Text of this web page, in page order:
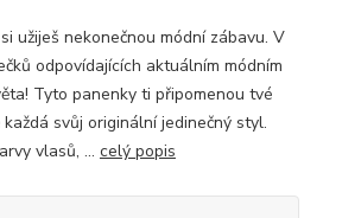
užiješ nekonečnou módní zábavu. V
odpovídajících aktuálním módním
Tyto panenky ti připomenou tvé
svůj originální jedinečný styl.
vlasů, ... celý popis